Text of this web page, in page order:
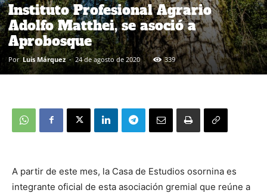
Instituto Profesional Agrario
Adolfo Matthei, se asoció a
Aprobosque
Por Luis Márquez - 24 de agosto de 2020 339
A partir de este mes, la Casa de Estudios osornina es
integrante oficial de esta asociación gremial que reúne a